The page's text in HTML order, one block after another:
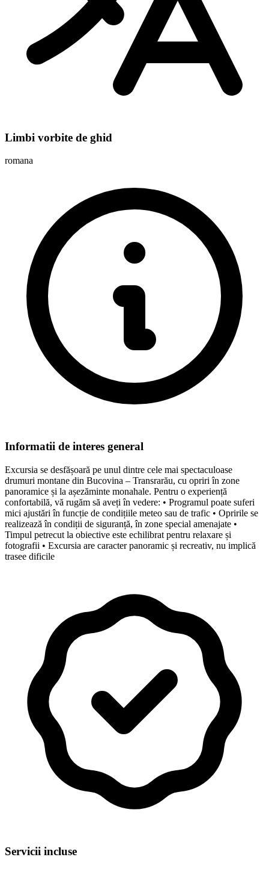
Limbi vorbite de ghid
romana
Informatii de interes general
Excursia se desfășoară pe unul dintre cele mai spectaculoase
drumuri montane din Bucovina – Transrarău, cu opriri în zone
panoramice și la așezăminte monahale. Pentru o experiență
confortabilă, vă rugăm să aveți în vedere: • Programul poate suferi
mici ajustări în funcție de condițiile meteo sau de trafic • Opririle se
realizează în condiții de siguranță, în zone special amenajate •
Timpul petrecut la obiective este echilibrat pentru relaxare și
fotografii • Excursia are caracter panoramic și recreativ, nu implică
trasee dificile
Servicii incluse